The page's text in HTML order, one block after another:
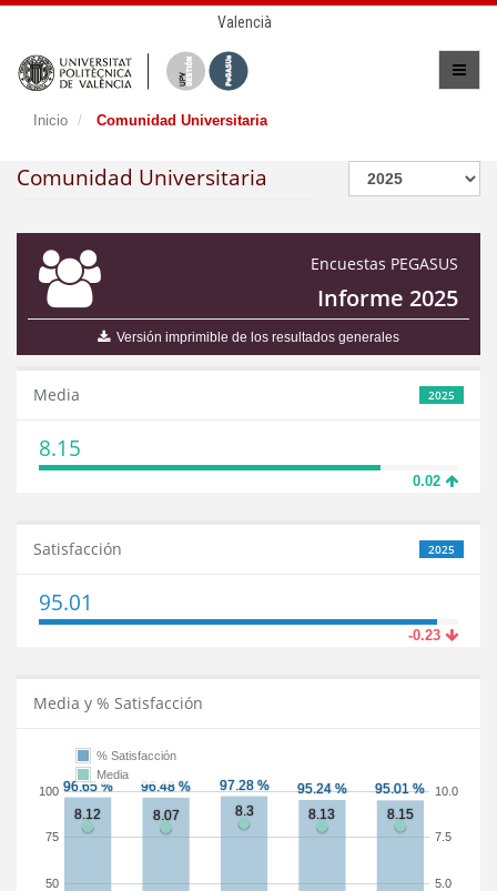
Valencià
Inicio Comunidad Universitaria
Comunidad Universitaria
Encuestas PEGASUS
Informe 2025
Versión imprimible de los resultados generales
2025
Media
8.15
0.02
2025
Satisfacción
95.01
-0.23
Media y % Satisfacción
50
75
100
5.0
7.5
10.0
% Satisfacción
Media